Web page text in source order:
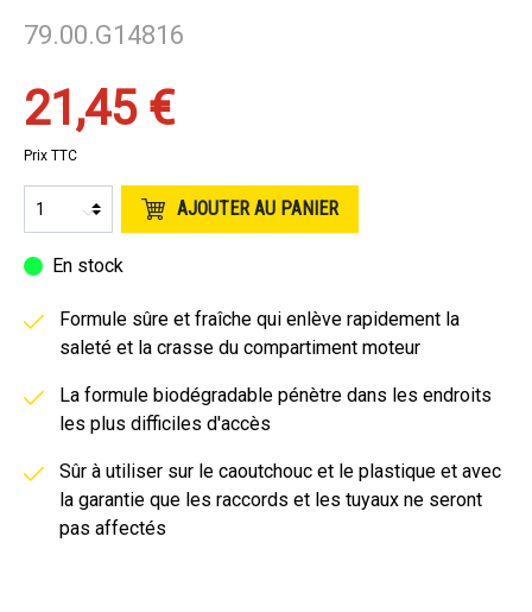
79.00.G14816
21,45 €
Prix TTC
AJOUTER AU PANIER
En stock
Formule sûre et fraîche qui enlève rapidement la
saleté et la crasse du compartiment moteur
La formule biodégradable pénètre dans les endroits
les plus difficiles d'accès
Sûr à utiliser sur le caoutchouc et le plastique et avec
la garantie que les raccords et les tuyaux ne seront
pas affectés